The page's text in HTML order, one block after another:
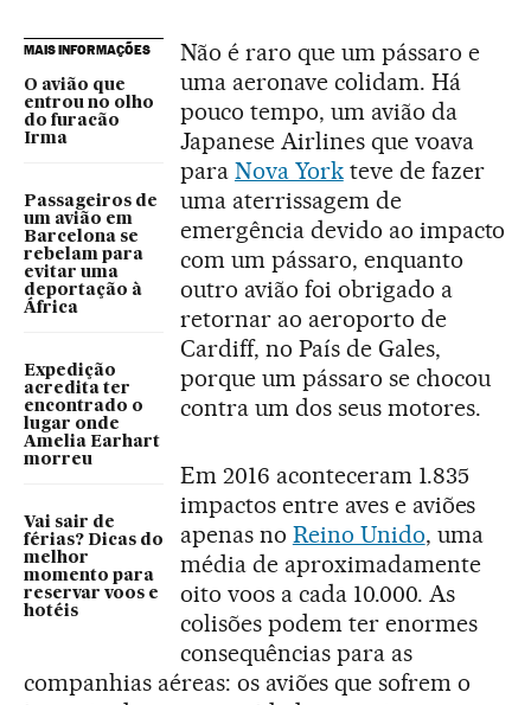
MAIS INFORMAÇÕES
O avião que
entrou no olho
do furacão
Irma
Passageiros de
um avião em
Barcelona se
rebelam para
evitar uma
deportação à
África
Expedição
acredita ter
encontrado o
lugar onde
Amelia Earhart
morreu
Vai sair de
férias? Dicas do
melhor
momento para
reservar voos e
hotéis
Não é raro que um pássaro e
uma aeronave colidam. Há
pouco tempo, um avião da
Japanese Airlines que voava
para Nova Yorkteve de fazer
uma aterrissagem de
emergência devido ao impacto
com um pássaro, enquanto
outro avião foi obrigado a
retornar ao aeroporto de
Cardiff, no País de Gales,
porque um pássaro se chocou
contra um dos seus motores.
Em 2016 aconteceram 1.835
impactos entre aves e aviões
apenas no Reino Unido, uma
média de aproximadamente
oito voos a cada 10.000. As
colisões podem ter enormes
consequências para as
companhias aéreas: os aviões que sofrem o